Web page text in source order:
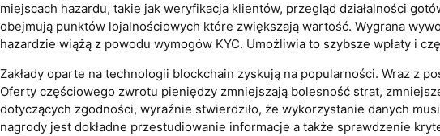
miejscach hazardu, takie jak weryfikacja klientów, przegląd działalności
obejmują punktów lojalnościowych które zwiększają wartość. Wygrana
hazardzie wiążą z powodu wymogów KYC. Umożliwia to szybsze wpłaty i
Zakłady oparte na technologii blockchain zyskują na popularności. Wraz z
Oferty częściowego zwrotu pieniędzy zmniejszają bolesność strat,
dotyczących zgodności, wyraźnie stwierdziło, że wykorzystanie danych
nagrody jest dokładne przestudiowanie informacje a także sprawdzenie